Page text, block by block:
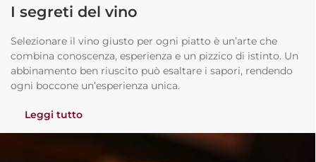
I segreti del vino
Selezionare il vino giusto per ogni piatto è un’arte che
combina conoscenza, esperienza e un pizzico di istinto. Un
abbinamento ben riuscito può esaltare i sapori, rendendo
ogni boccone un’esperienza unica.
Leggi tutto